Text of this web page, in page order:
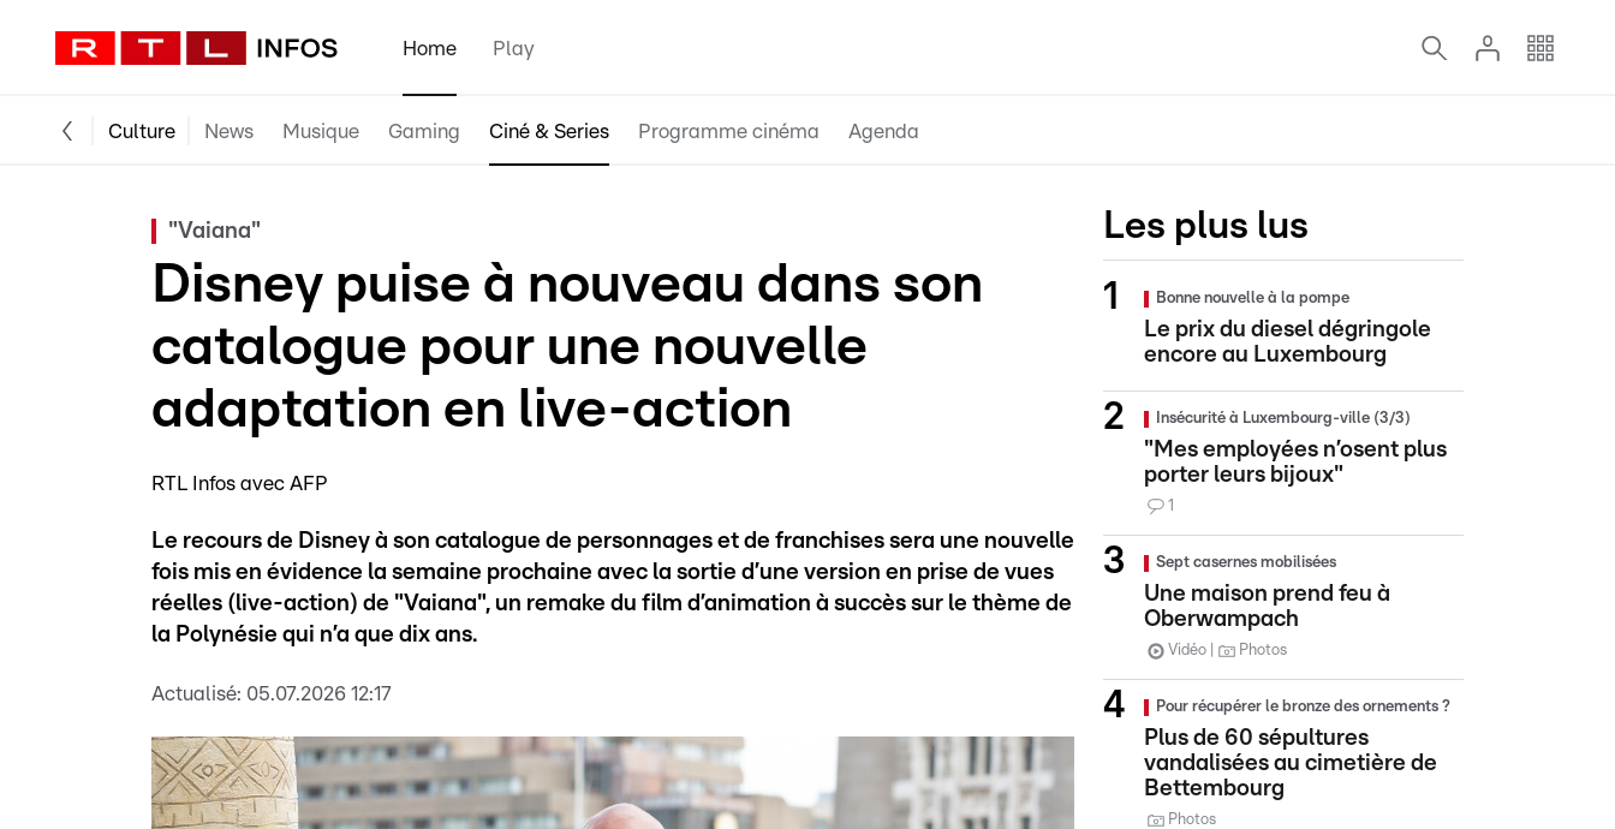
Home Play
Culture News Musique Gaming Ciné & Series Programme cinéma Agenda
"Vaiana"
Disney puise à nouveau dans son
catalogue pour une nouvelle
adaptation en live-action
RTL Infos avec AFP
Le recours de Disney à son catalogue de personnages et de franchises sera une nouvelle
fois mis en évidence la semaine prochaine avec la sortie d’une version en prise de vues
réelles (live-action) de "Vaiana", un remake du film d’animation à succès sur le thème de
la Polynésie qui n’a que dix ans.
Actualisé: 05.07.2026 12:17
Les plus lus
Bonne nouvelle à la pompe
Le prix du diesel dégringole
encore au Luxembourg
Insécurité à Luxembourg-ville (3/3)
"Mes employées n’osent plus
porter leurs bijoux"
1
Sept casernes mobilisées
Une maison prend feu à
Oberwampach
Vidéo Photos
Pour récupérer le bronze des ornements ?
Plus de 60 sépultures
vandalisées au cimetière de
Bettembourg
Photos